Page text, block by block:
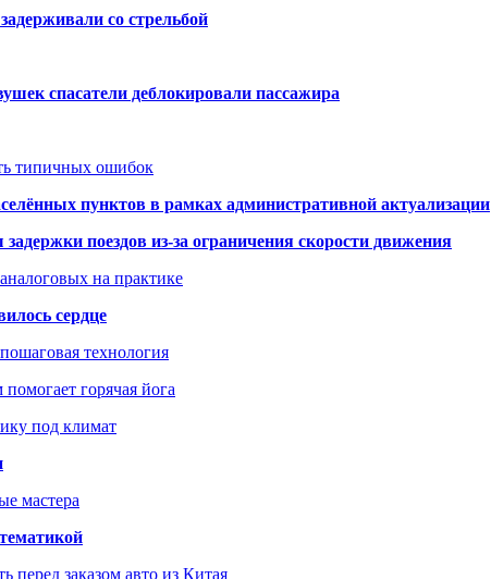
со стрельбой
спасатели деблокировали пассажира
типичных ошибок
пунктов в рамках административной актуализации
поездов из-за ограничения скорости движения
на практике
сердце
технология
горячая йога
под климат
мастера
перед заказом авто из Китая